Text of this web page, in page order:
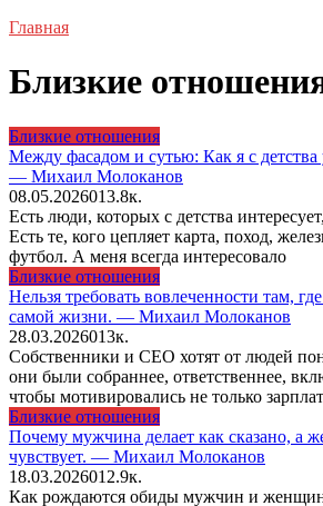
Главная
Близкие
Близкие отношения
Между фасадом и сутью: Как я с детства
— Михаил Молоканов
08.05.2026013.8к.
Есть люди, которых с детства
Есть те, кого цепляет карта, поход,
футбол. А меня всегда интересовало
Близкие отношения
Нельзя требовать вовлеченности там,
самой жизни. — Михаил Молоканов
28.03.2026013к.
Собственники и CEO хотят от людей
они были собраннее, ответственнее,
чтобы мотивировались не только
Близкие отношения
Почему мужчина делает как сказано, а
чувствует. — Михаил Молоканов
18.03.2026012.9к.
Как рождаются обиды мужчин и женщин